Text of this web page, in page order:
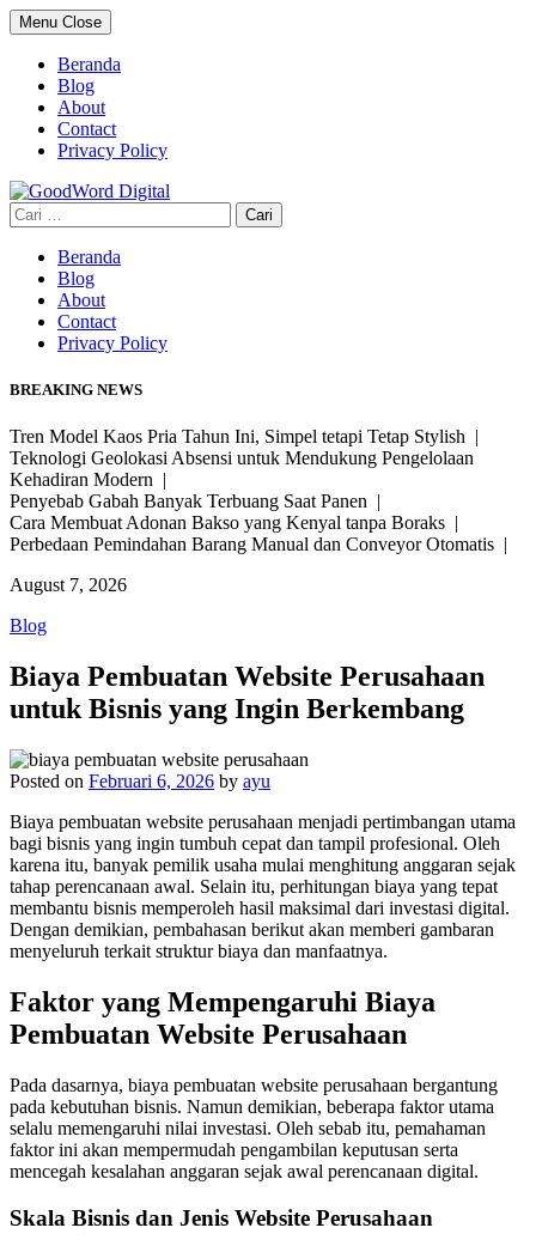
Skip
to
content
Menu Close
Beranda
Blog
About
Contact
Privacy Policy
Cari
untuk:
Beranda
Blog
About
Contact
Privacy Policy
BREAKING NEWS
Tren Model Kaos Pria Tahun Ini, Simpel tetapi Tetap Stylish |
Teknologi Geolokasi Absensi untuk Mendukung Pengelolaan
Kehadiran Modern |
Penyebab Gabah Banyak Terbuang Saat Panen |
Cara Membuat Adonan Bakso yang Kenyal tanpa Boraks |
Perbedaan Pemindahan Barang Manual dan Conveyor Otomatis |
August 7, 2026
Blog
Biaya Pembuatan Website Perusahaan
untuk Bisnis yang Ingin Berkembang
Posted on Februari 6, 2026 by ayu
Biaya pembuatan website perusahaan menjadi pertimbangan utama
bagi bisnis yang ingin tumbuh cepat dan tampil profesional. Oleh
karena itu, banyak pemilik usaha mulai menghitung anggaran sejak
tahap perencanaan awal. Selain itu, perhitungan biaya yang tepat
membantu bisnis memperoleh hasil maksimal dari investasi digital.
Dengan demikian, pembahasan berikut akan memberi gambaran
menyeluruh terkait struktur biaya dan manfaatnya.
Faktor yang Mempengaruhi Biaya
Pembuatan Website Perusahaan
Pada dasarnya, biaya pembuatan website perusahaan bergantung
pada kebutuhan bisnis. Namun demikian, beberapa faktor utama
selalu memengaruhi nilai investasi. Oleh sebab itu, pemahaman
faktor ini akan mempermudah pengambilan keputusan serta
mencegah kesalahan anggaran sejak awal perencanaan digital.
Skala Bisnis dan Jenis Website Perusahaan